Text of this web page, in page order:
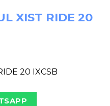
XIST RIDE 20
20 IXCSB